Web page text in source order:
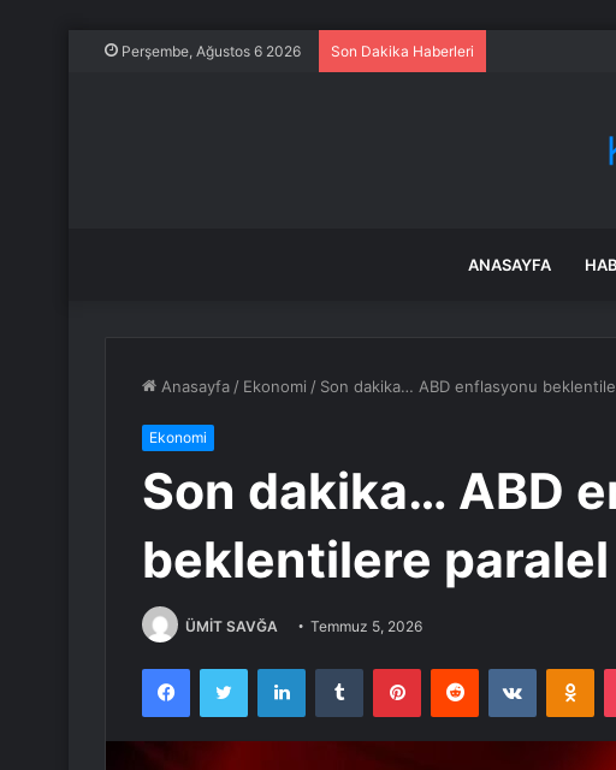
Perşembe, Ağustos 6 2026 Son Dakika Haberleri
ANASAYFA
Anasayfa / Ekonomi / Son dakika… ABD enflasyonu
Ekonomi
Son dakika… ABD
beklentilere paralel
ÜMİT SAVĞA Temmuz 5, 2026
FacebookTwitter LinkedInTumblr PinterestReddit VKontakte